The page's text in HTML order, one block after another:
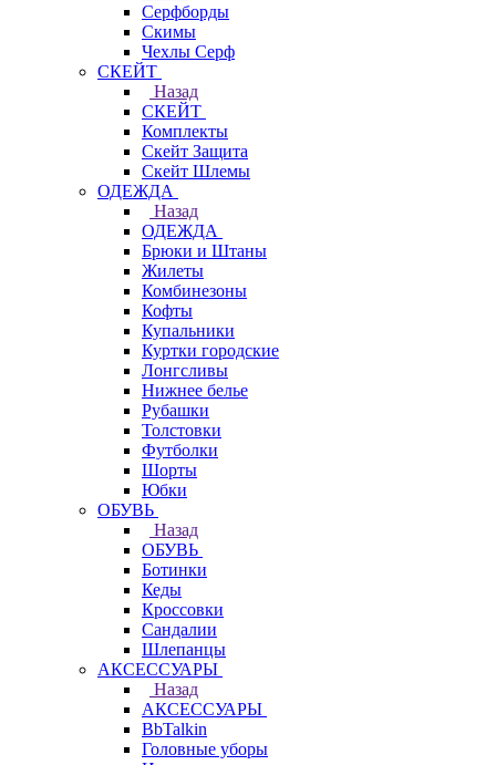
Серфборды
Скимы
Чехлы Cерф
СКЕЙТ
Назад
СКЕЙТ
Комплекты
Скейт Защита
Скейт Шлемы
ОДЕЖДА
Назад
ОДЕЖДА
Брюки и Штаны
Жилеты
Комбинезоны
Кофты
Купальники
Куртки городские
Лонгсливы
Нижнее белье
Рубашки
Толстовки
Футболки
Шорты
Юбки
ОБУВЬ
Назад
ОБУВЬ
Ботинки
Кеды
Кроссовки
Сандалии
Шлепанцы
АКСЕССУАРЫ
Назад
АКСЕССУАРЫ
BbTalkin
Головные уборы